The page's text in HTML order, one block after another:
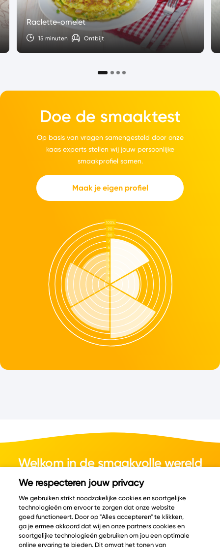
Raclette-omelet
15 minuten Ontbijt
Doe de smaaktest
Op basis van vragen samengesteld door onze
kaas experts stellen wij jouw persoonlijke
smaakprofiel samen.
Maak je eigen profiel
Welkom in de smaakvolle wereld
van kaas.
© Copyright 2026 Velder
We respecteren jouw privacy
We gebruiken strikt noodzakelijke cookies en soortgelijke
technologieën om ervoor te zorgen dat onze website
goed functioneert. Door op "Alles accepteren" te klikken,
ga je ermee akkoord dat wij en onze partners cookies en
soortgelijke technologieën gebruiken om jou een optimale
online ervaring te bieden. Dit omvat het tonen van